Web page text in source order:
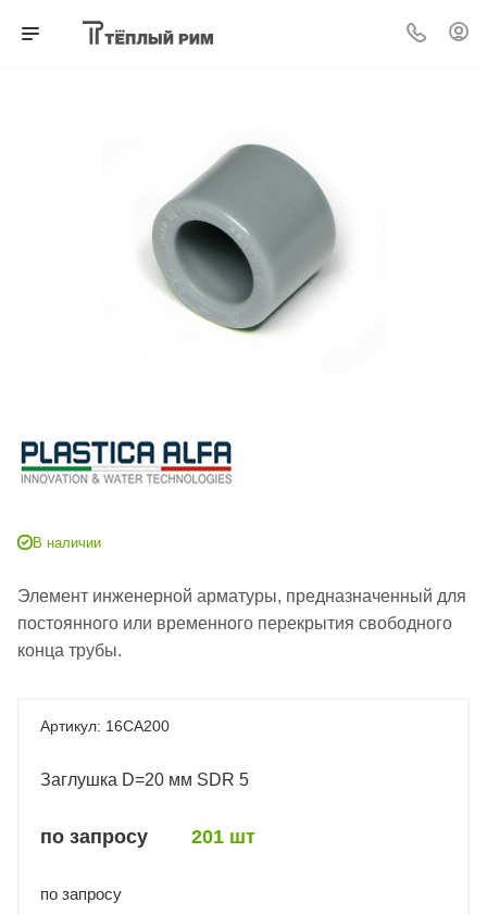
В наличии
Элемент инженерной арматуры, предназначенный для
постоянного или временного перекрытия свободного
конца трубы.
16CA200
Заглушка D=20 мм SDR 5
по запросу 201 шт
по запросу